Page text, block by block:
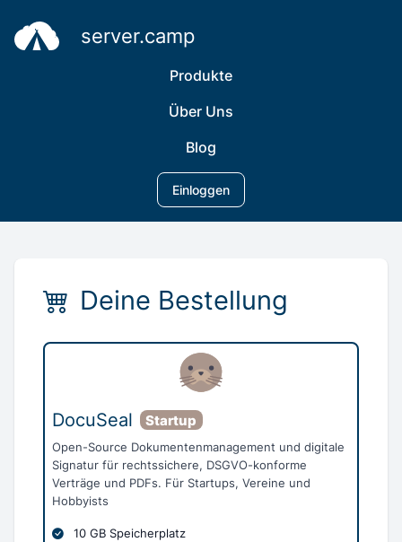
server.camp
Produkte
Über Uns
Blog
Einloggen
Deine Bestellung
DocuSeal Startup
Open-Source Dokumentenmanagement und digitale
Signatur für rechtssichere, DSGVO-konforme
Verträge und PDFs. Für Startups, Vereine und
Hobbyists
10 GB Speicherplatz